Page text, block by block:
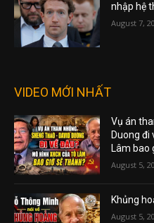
nhập hệ
August 7,
VIDEO MỚI NHẤT
Vụ án
Duong đi
Lâm bao
August 5,
Khủng
August 5,